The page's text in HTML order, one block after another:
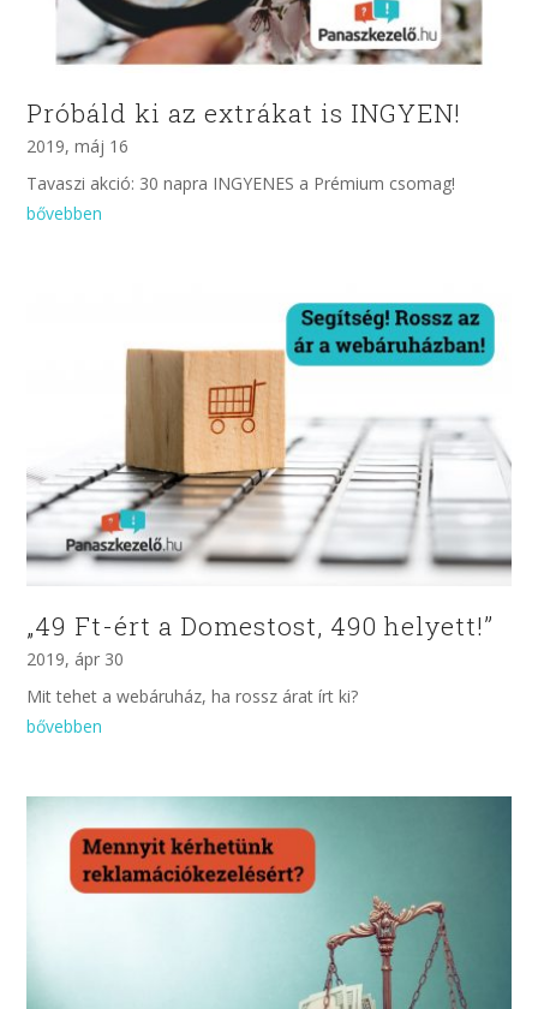
Próbáld ki az extrákat is INGYEN!
2019, máj 16
Tavaszi akció: 30 napra INGYENES a Prémium csomag!
bővebben
„49 Ft-ért a Domestost, 490 helyett!”
2019, ápr 30
Mit tehet a webáruház, ha rossz árat írt ki?
bővebben